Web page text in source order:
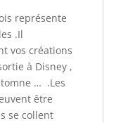
représente
.Il
vos créations
à Disney ,
… .Les
être
se collent